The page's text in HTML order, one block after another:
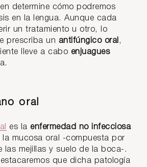
determine cómo podremos
en la lengua. Aunque cada
un tratamiento u otro, lo
prescriba un antifúngico oral ,
lleve a cabo enjuagues
oral
es la enfermedad no infecciosa
mucosa oral -compuesta por
las mejillas y suelo de la boca-.
que dicha patología